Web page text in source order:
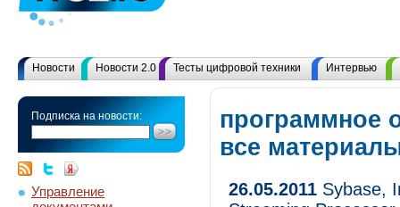
Новости Новости 2.0 Тесты цифровой техники Интервью
Подписка на новости:
Управление
программное
все
26.05.2011 Sybase,